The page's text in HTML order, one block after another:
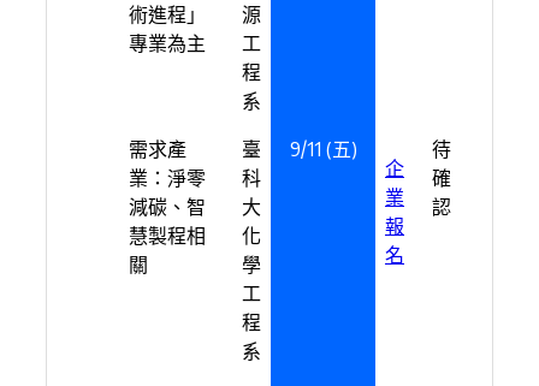
術進程」
專業為主
源
工
程
系
需求產
業：淨零
減碳、智
慧製程相
關
臺
科
大
化
學
工
程
系
9/11 (五)
企
業
報
名
待
確
認